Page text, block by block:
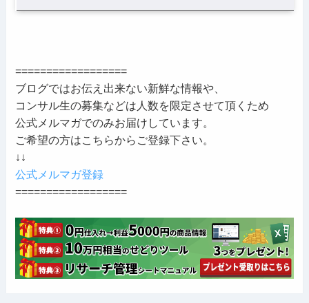
==================
ブログではお伝え出来ない新鮮な情報や、
コンサル生の募集などは人数を限定させて頂くため
公式メルマガでのみお届けしています。
ご希望の方はこちらからご登録下さい。
↓↓
公式メルマガ登録
==================